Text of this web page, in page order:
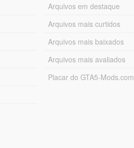
Arquivos em destaque
Arquivos mais curtidos
Arquivos mais baixados
Arquivos mais avaliados
Placar do GTA5-Mods.com